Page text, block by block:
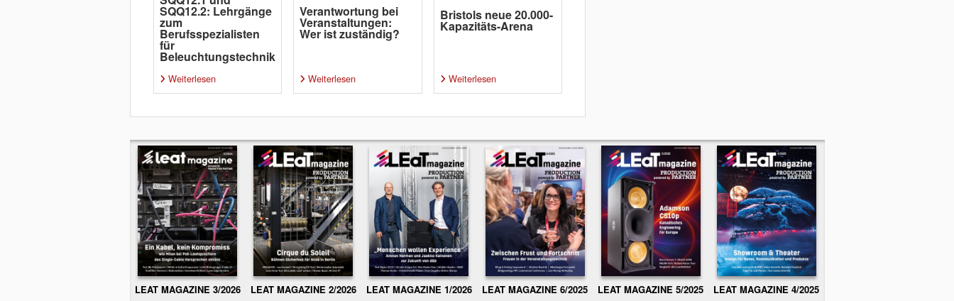
SQQ12.2: Lehrgänge
zum
Berufsspezialisten
für
Beleuchtungstechnik
Weiterlesen
Verantwortung bei
Veranstaltungen:
Wer ist zuständig?
Weiterlesen
Bristols neue 20.000-
Kapazitäts-Arena
Weiterlesen
LEAT MAGAZINE 3/2026 LEAT MAGAZINE 2/2026 LEAT MAGAZINE 1/2026 LEAT MAGAZINE 6/2025 LEAT MAGAZINE 5/2025 LEAT MAGAZINE 4/2025